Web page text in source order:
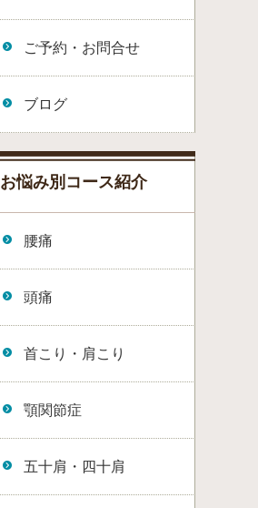
ご予約・お問合せ
ブログ
お悩み別コース紹介
腰痛
頭痛
首こり・肩こり
顎関節症
五十肩・四十肩